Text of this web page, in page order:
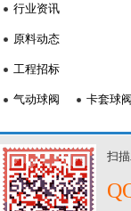
行业资讯
原料动态
工程招标
气动球阀 卡套球阀
扫